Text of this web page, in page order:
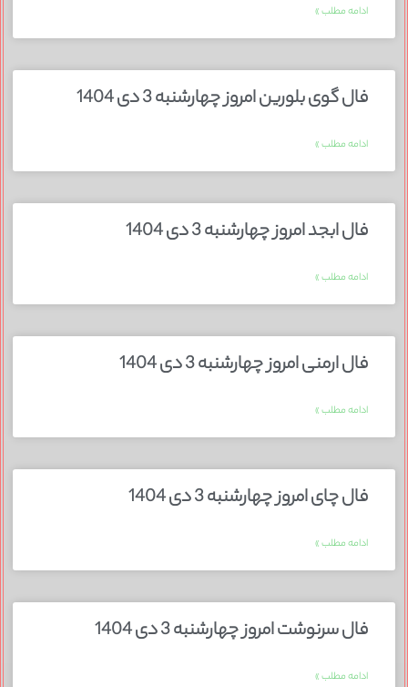
ادامه مطلب »
فال گوی بلورین امروز چهارشنبه 3 دی 1404
ادامه مطلب »
فال ابجد امروز چهارشنبه 3 دی 1404
ادامه مطلب »
فال ارمنی امروز چهارشنبه 3 دی 1404
ادامه مطلب »
فال چای امروز چهارشنبه 3 دی 1404
ادامه مطلب »
فال سرنوشت امروز چهارشنبه 3 دی 1404
ادامه مطلب »